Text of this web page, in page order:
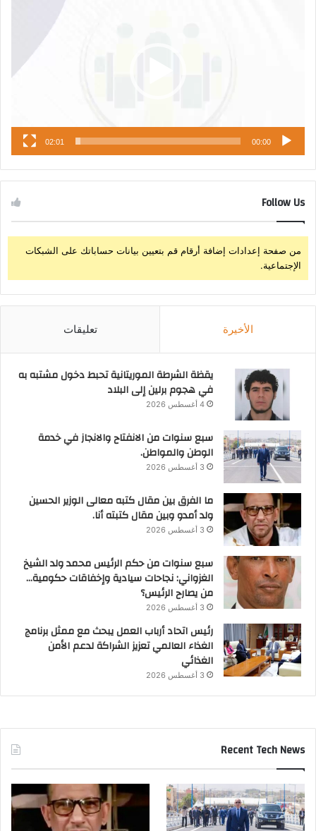
00:00
02:01
Follow Us
من صفحة إعدادات إضافة أرقام قم بتعيين بيانات حساباتك على الشبكات
الإجتماعية.
الأخيرة تعليقات
يقظة الشرطة الموريتانية تحبط دخول مشتبه به
في هجوم برلين إلى البلاد
4 أغسطس 2026
سبع سنوات من الانفتاح والانجاز في خدمة
الوطن والمواطن.
3 أغسطس 2026
ما الفرق بين مقال كتبه معالى الوزير الحسين
ولد أمدو وبين مقال كتبته أنا.
3 أغسطس 2026
سبع سنوات من حكم الرئيس محمد ولد الشيخ
الغزواني: نجاحات سيادية وإخفاقات حكومية…
من يصارح الرئيس؟
3 أغسطس 2026
رئيس اتحاد أرباب العمل يبحث مع ممثل برنامج
الغذاء العالمي تعزيز الشراكة لدعم الأمن
الغذائي
3 أغسطس 2026
Recent Tech News